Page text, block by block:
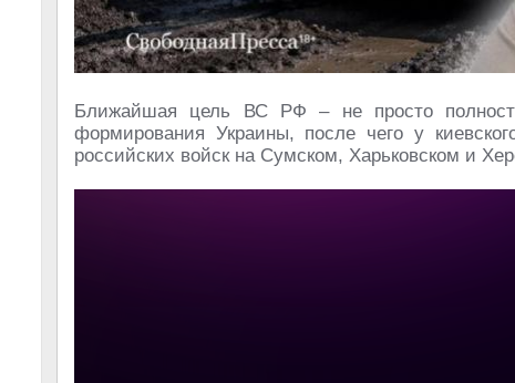
Ближайшая цель ВС РФ – не просто
формирования Украины, после чего у
российских войск на Сумском, Харьковском и